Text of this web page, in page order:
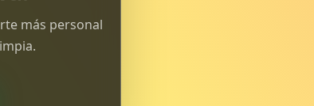
más personal